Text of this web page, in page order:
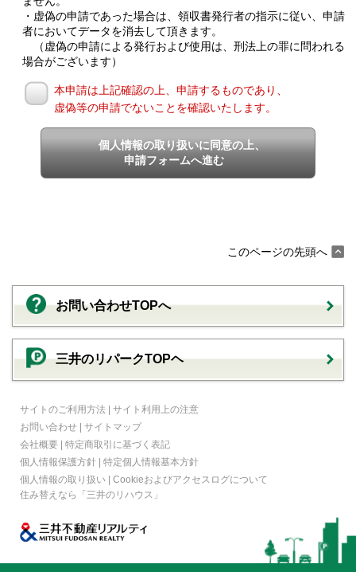
・虚偽の申請であった場合は、領収書発行者の指示に従い、申請
者においてデータを消去して頂きます。
（虚偽の申請による発行および使用は、刑法上の罪に問われる
場合がございます）
本申請は上記確認の上、申請するものであり、
虚偽等の申請でないことを確認いたします。
個人情報の取り扱いに同意の上、
申請フォームへ進む
このページの先頭へ
お問い合わせTOPへ
三井のリパークTOPヘ
サイトのご利用方法 | サイト利用上の注意
お問い合わせ | サイトマップ
会社概要 | 特定商取引に基づく表記
個人情報保護方針 | 特定個人情報基本方針
個人情報の取り扱い | Cookieおよびアクセスログについて
住み替えなら
「三井のリハウス」